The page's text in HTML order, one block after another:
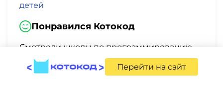
детей
Понравился Котокод
Смотрели школы по программированию
для маленького сына и остановились на
Котокоде. Не пожалели. Большой плюс что
Перейти на сайт